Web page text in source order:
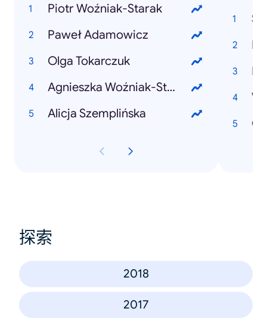
Piotr Woźniak-Starak
Paweł Adamowicz
Olga Tokarczuk
Agnieszka Woźniak-Starak
Alicja Szemplińska
探索
2018
2017